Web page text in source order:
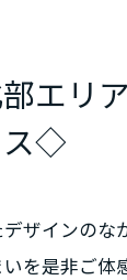
エリ
ス◇
ザインのな
を是非ご体